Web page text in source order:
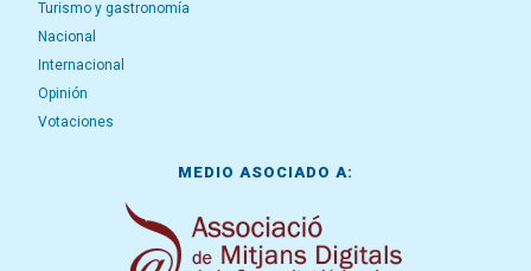
Turismo y gastronomía
Nacional
Internacional
Opinión
Votaciones
MEDIO ASOCIADO A: